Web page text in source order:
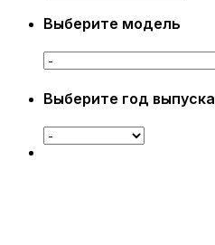
Выберите модель
Выберите год выпуска